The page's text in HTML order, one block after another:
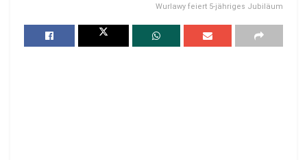
Wurlawy feiert 5-jähriges Jubiläum